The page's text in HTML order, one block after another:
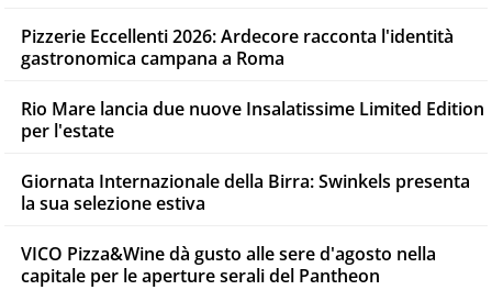
Pizzerie Eccellenti 2026: Ardecore racconta l'identità
gastronomica campana a Roma
Rio Mare lancia due nuove Insalatissime Limited Edition
per l'estate
Giornata Internazionale della Birra: Swinkels presenta
la sua selezione estiva
VICO Pizza&Wine dà gusto alle sere d'agosto nella
capitale per le aperture serali del Pantheon